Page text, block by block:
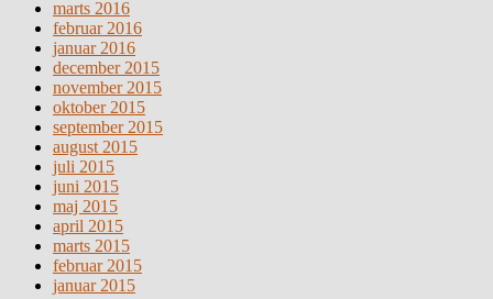
marts 2016
februar 2016
januar 2016
december 2015
november 2015
oktober 2015
september 2015
august 2015
juli 2015
juni 2015
maj 2015
april 2015
marts 2015
februar 2015
januar 2015